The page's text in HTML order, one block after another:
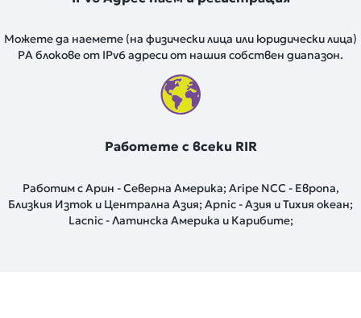
Можете да наемете (на физически лица или юридически лица)
PA блокове от IPv6 адреси от нашия собствен диапазон.
Работете с всеки RIR
Работим с Арин - Северна Америка; Aripe NCC - Европа,
Близкия Изток и Централна Азия; Apnic - Азия и Тихия океан;
Lacnic - Латинска Америка и Карибите;